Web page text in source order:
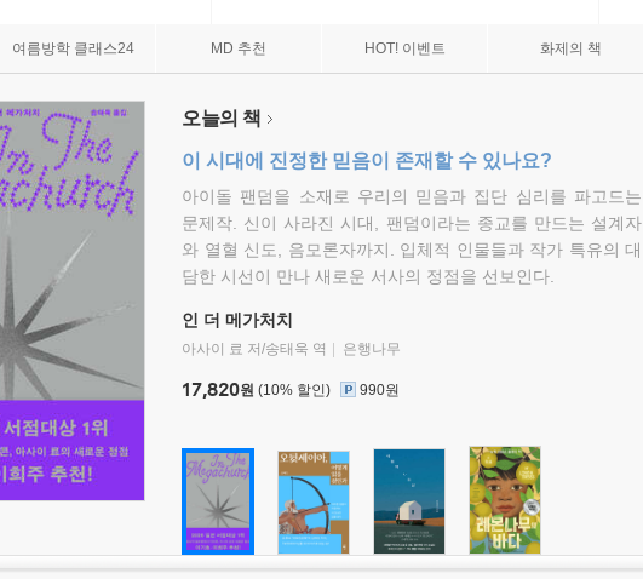
여름방학 클래스24 MD 추천 HOT! 이벤트 화제의 책
오늘의 책
이 시대에 진정한 믿음이 존재할 수 있나요?
아이돌 팬덤을 소재로 우리의 믿음과 집단 심리를 파고드는
문제작. 신이 사라진 시대, 팬덤이라는 종교를 만드는 설계자
와 열혈 신도, 음모론자까지. 입체적 인물들과 작가 특유의 대
담한 시선이 만나 새로운 서사의 정점을 선보인다.
인 더 메가처치
아사이 료 저/송태욱 역 은행나무
17,820원 (10% 할인) 990원